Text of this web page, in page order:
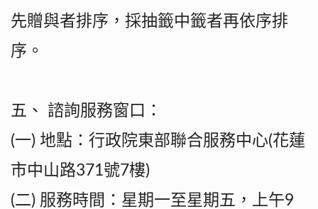
先贈與者排序，採抽籤中籤者再依序排
序。
五、 諮詢服務窗口：
(一) 地點：行政院東部聯合服務中心(花蓮
市中山路371號7樓)
(二) 服務時間：星期一至星期五，上午9